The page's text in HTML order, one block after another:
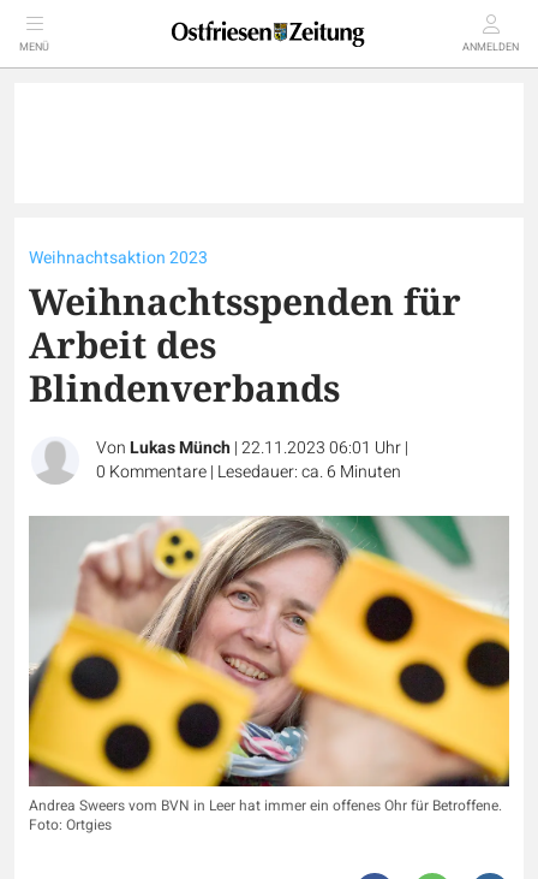
MENÜ ANMELDEN
Weihnachtsaktion 2023
Weihnachtsspenden für
Arbeit des
Blindenverbands
VonLukas Münch|22.11.2023 06:01 Uhr|
0 Kommentare| Lesedauer: ca. 6 Minuten
Andrea Sweers vom BVN in Leer hat immer ein offenes Ohr für Betroffene.
Foto: Ortgies